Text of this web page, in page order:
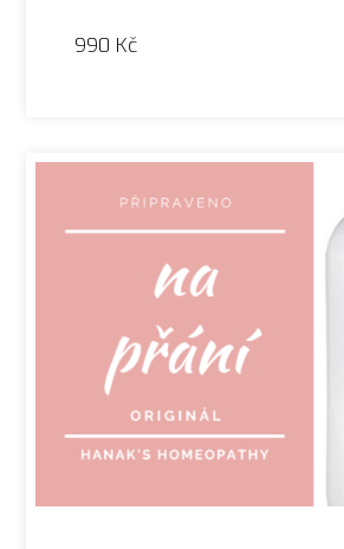
990 Kč